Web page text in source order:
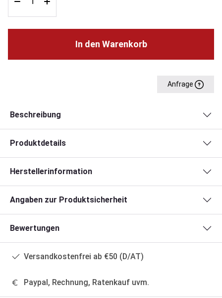
In den Warenkorb
Anfrage
Beschreibung
Produktdetails
Herstellerinformation
Angaben zur Produktsicherheit
Bewertungen
Versandkostenfrei ab €50 (D/AT)
Paypal, Rechnung, Ratenkauf uvm.